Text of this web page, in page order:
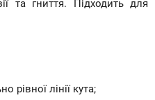
та гниття. Підходить для
рівної лінії кута;